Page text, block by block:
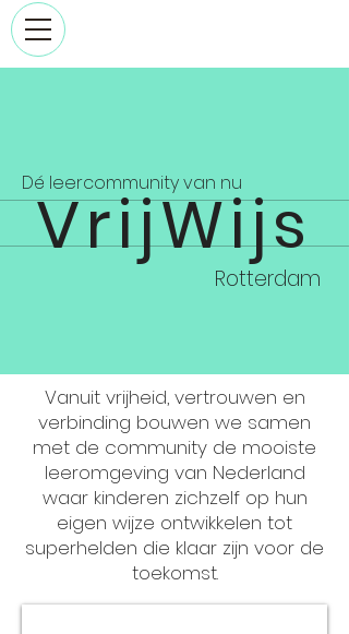
Dé leercommunity van nu
VrijWijs
Rotterdam
Vanuit vrijheid, vertrouwen en
verbinding bouwen we samen
met de community de mooiste
leeromgeving van Nederland
waar kinderen zichzelf op hun
eigen wijze ontwikkelen tot
superhelden die klaar zijn voor de
toekomst.